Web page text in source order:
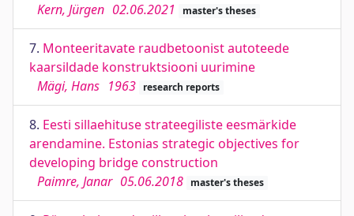
Kern, Jürgen 02.06.2021 master's theses
7. Monteeritavate raudbetoonist autoteede
kaarsildade konstruktsiooni uurimine
Mägi, Hans 1963 research reports
8. Eesti sillaehituse strateegiliste eesmärkide
arendamine. Estonias strategic objectives for
developing bridge construction
Paimre, Janar 05.06.2018 master's theses